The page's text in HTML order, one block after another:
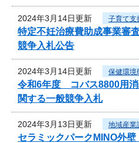
2024年3月14日更新 子育て支
特定不妊治療費助成事業審
競争入札公告
2024年3月14日更新 保健環境
令和6年度 コバス8800用消
関する一般競争入札
2024年3月13日更新 地域産業
セラミックパークMINO外